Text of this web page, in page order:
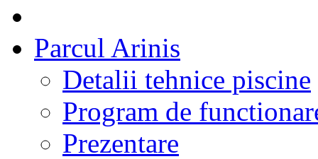
Parcul Arinis
Detalii tehnice piscine
Program de
Prezentare